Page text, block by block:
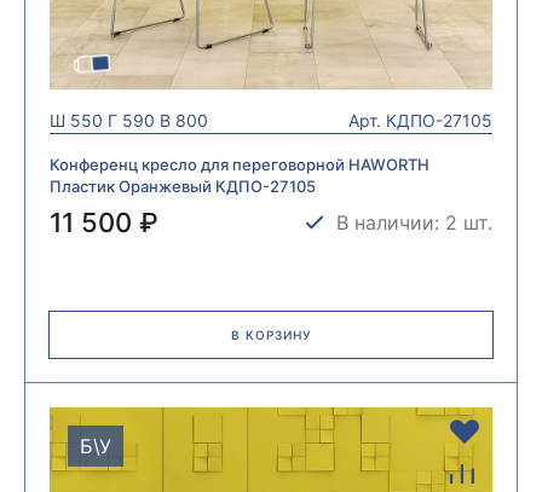
Ш 550 Г 590 В 800 Арт. КДПО-27105
Конференц кресло для переговорной HAWORTH
Пластик Оранжевый КДПО-27105
11 500 ₽ В наличии: 2 шт.
В КОРЗИНУ
Б\У